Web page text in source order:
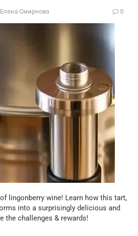
Елена Смирнова 0
lingonberry wine! Learn how this tart,
into a surprisingly delicious and
the challenges & rewards!